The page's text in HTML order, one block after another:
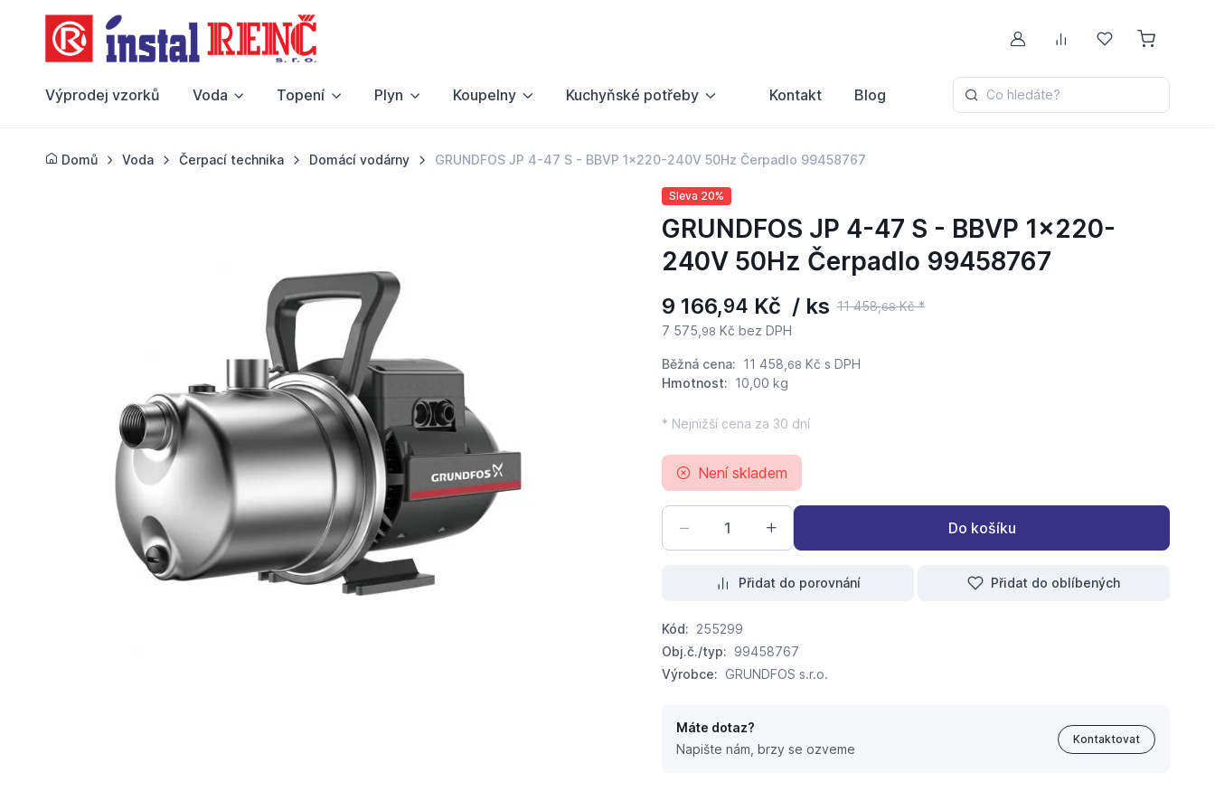
Můj účetPorovnávání
Oblíbené
Výprodej vzorků Voda Topení Plyn Koupelny Kuchyňské potřeby Kontakt Blog Co hledáte?
Domů Voda Čerpací technika Domácí vodárny GRUNDFOS JP 4-47 S - BBVP 1x220-240V 50Hz Čerpadlo 99458767
Sleva 20%
GRUNDFOS JP 4-47 S - BBVP 1x220-
240V 50Hz Čerpadlo 99458767
9 166,94 Kč / ks 11 458,68Kč *
7 575, 98 Kč bez DPH
Běžná cena: 11 458, 68 Kč s DPH
Hmotnost: 10,00 kg
* Nejnižší cena za 30 dní
Není skladem
Do košíku
Přidat do porovnání Přidat do oblíbených
Kód: 255299
Obj.č./typ: 99458767
Výrobce: GRUNDFOS s.r.o.
Máte dotaz?
Napište nám, brzy se ozveme
Kontaktovat